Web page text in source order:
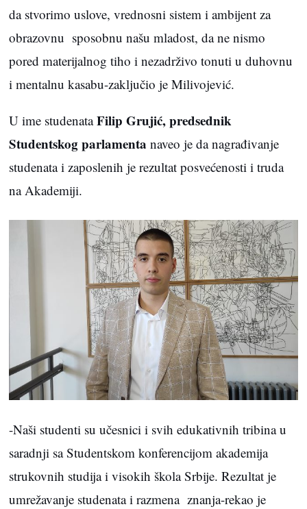
da stvorimo uslove, vrednosni sistem i ambijent za
obrazovnu sposobnu našu mladost, da ne nismo
pored materijalnog tiho i nezadrživo tonuti u duhovnu
i mentalnu kasabu-zaključio je Milivojević.
U ime studenataFilip Grujić, predsednik
Studentskog parlamenta naveo je da nagrađivanje
studenata i zaposlenih je rezultat posvećenosti i truda
na Akademiji.
-Naši studenti su učesnici i svih edukativnih tribina u
saradnji sa Studentskom konferencijom akademija
strukovnih studija i visokih škola Srbije. Rezultat je
umrežavanje studenata i razmena znanja-rekao je